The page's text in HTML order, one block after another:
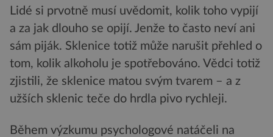
Lidé si prvotně musí uvědomit, kolik toho vypijí
a za jak dlouho se opijí. Jenže to často neví ani
sám piják. Sklenice totiž může narušit přehled o
tom, kolik alkoholu je spotřebováno. Vědci totiž
zjistili, že sklenice matou svým tvarem – a z
užších sklenic teče do hrdla pivo rychleji.
Během výzkumu psychologové natáčeli na